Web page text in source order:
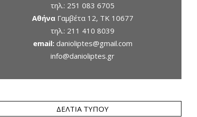
τηλ.: 251 083 6705
ΑθήναΓαμβέτα 12, ΤΚ 10677
τηλ.: 211 410 8039
email: danioliptes@gmail.com
info@danioliptes.gr
ΔΕΛΤΊΑ ΤΎΠΟΥ